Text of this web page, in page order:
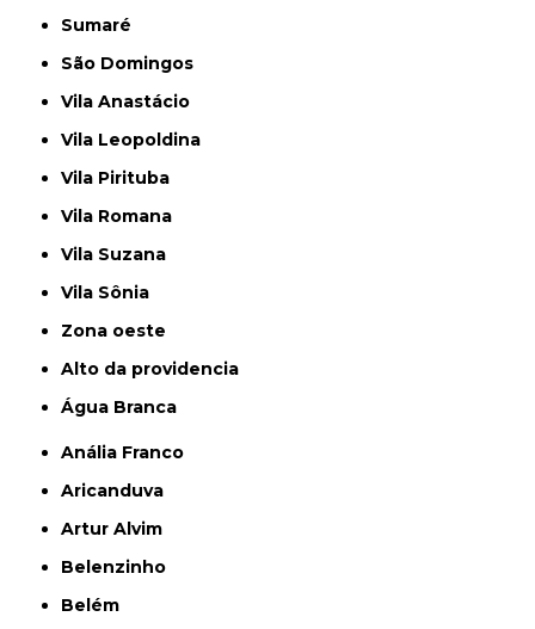
Sumaré
São Domingos
Vila Anastácio
Vila Leopoldina
Vila Pirituba
Vila Romana
Vila Suzana
Vila Sônia
Zona oeste
alto da providencia
Água Branca
Anália Franco
Aricanduva
Artur Alvim
Belenzinho
Belém